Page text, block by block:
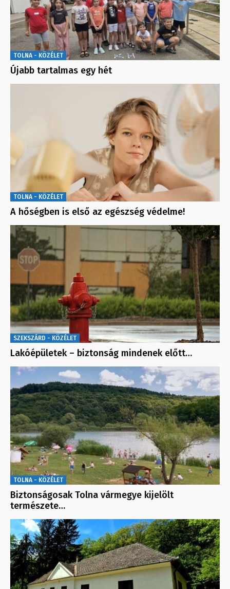
TOLNA - KÖZÉLET
Újabb tartalmas egy hét
TOLNA - KÖZÉLET
A hőségben is első az egészség védelme!
SZEKSZÁRD - KÖZÉLET
Lakóépületek – biztonság mindenek előtt…
TOLNA - KÖZÉLET
Biztonságosak Tolna vármegye kijelölt
természete…